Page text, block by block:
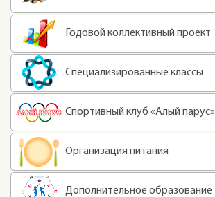
Годовой коллективный проект
Специализированные классы
Спортивный клуб «Алый парус»
Организация питания
Дополнительное образование